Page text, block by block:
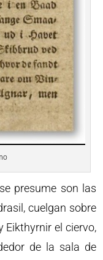
presume son las
cuelgan sobre
Eikthyrnir el ciervo,
de la sala de